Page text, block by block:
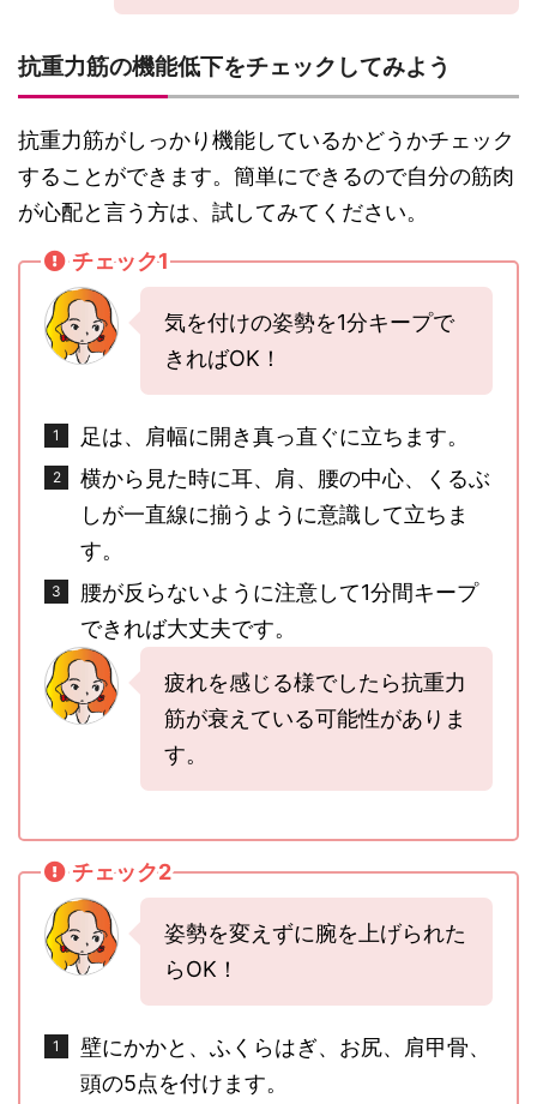
抗重力筋の機能低下をチェックしてみよう
抗重力筋がしっかり機能しているかどうかチェック
することができます。簡単にできるので自分の筋肉
が心配と言う方は、試してみてください。
チェック1
気を付けの姿勢を1分キープで
きればOK！
足は、肩幅に開き真っ直ぐに立ちます。
横から見た時に耳、肩、腰の中心、くるぶ
しが一直線に揃うように意識して立ちま
す。
腰が反らないように注意して1分間キープ
できれば大丈夫です。
疲れを感じる様でしたら抗重力
筋が衰えている可能性がありま
す。
チェック2
姿勢を変えずに腕を上げられた
らOK！
壁にかかと、ふくらはぎ、お尻、肩甲骨、
頭の5点を付けます。